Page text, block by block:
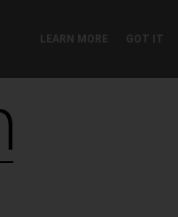
LEARN MORE GOT IT